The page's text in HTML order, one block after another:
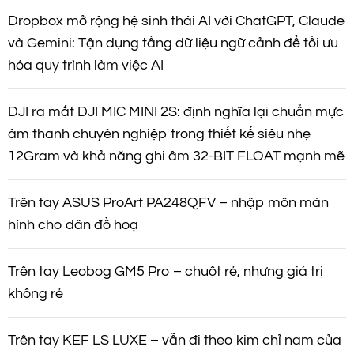
Dropbox mở rộng hệ sinh thái AI với ChatGPT, Claude
và Gemini: Tận dụng tầng dữ liệu ngữ cảnh để tối ưu
hóa quy trình làm việc AI
DJI ra mắt DJI MIC MINI 2S: định nghĩa lại chuẩn mực
âm thanh chuyên nghiệp trong thiết kế siêu nhẹ
12Gram và khả năng ghi âm 32-BIT FLOAT mạnh mẽ
Trên tay ASUS ProArt PA248QFV – nhập môn màn
hình cho dân đồ hoạ
Trên tay Leobog GM5 Pro – chuột rẻ, nhưng giá trị
không rẻ
Trên tay KEF LS LUXE – vẫn đi theo kim chỉ nam của